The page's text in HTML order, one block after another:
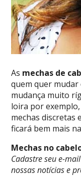
As mechas de
quem quer mudar
mudança muito
loira por
mechas discretas
ficará bem mais
Mechas no
Cadastre seu e-
nossas notícias e